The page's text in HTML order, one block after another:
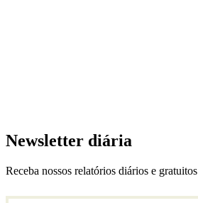
Newsletter diária
Receba nossos relatórios diários e gratuitos